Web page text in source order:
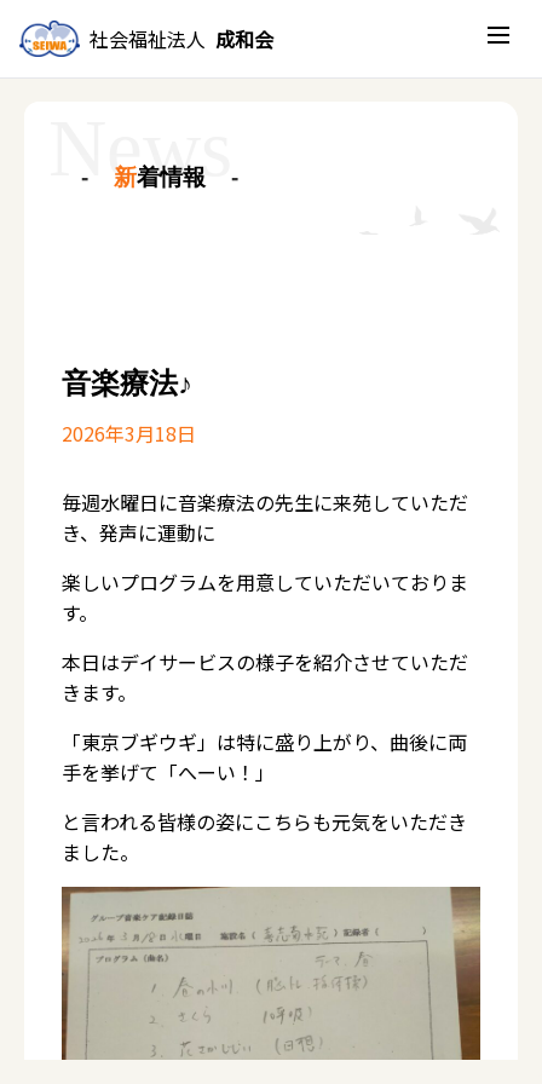
社会福祉法人 成和会
新着情報
音楽療法♪
2026年3月18日
毎週水曜日に音楽療法の先生に来苑していただ
き、発声に運動に
楽しいプログラムを用意していただいておりま
す。
本日はデイサービスの様子を紹介させていただ
きます。
「東京ブギウギ」は特に盛り上がり、曲後に両
手を挙げて「へーい！」
と言われる皆様の姿にこちらも元気をいただき
ました。